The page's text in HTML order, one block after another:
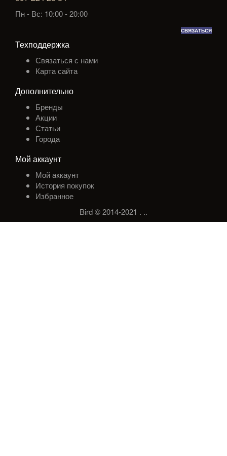
Пн - Вс: 10:00 - 20:00
СВЯЗАТЬСЯ
Техподдержка
Связаться с нами
Карта сайта
Дополнительно
Бренды
Акции
Статьи
Города
Мой аккаунт
Мой аккаунт
История покупок
Избранное
Bird © 2014-2021 . ..